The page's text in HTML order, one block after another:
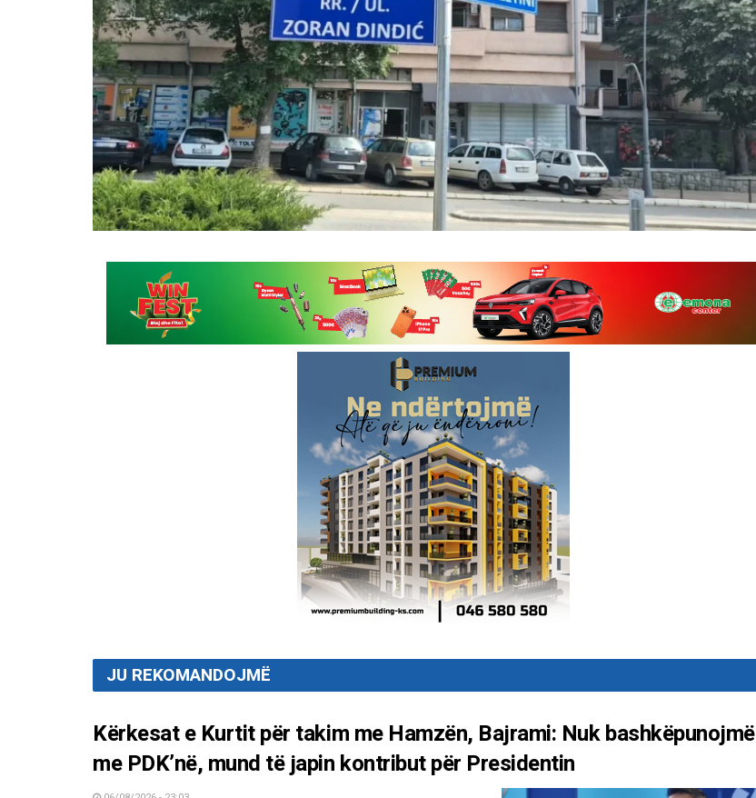
JU REKOMANDOJMË
Kërkesat e Kurtit për takim me Hamzën, Bajrami: Nuk bashkëpunojmë
me PDK’në, mund të japin kontribut për Presidentin